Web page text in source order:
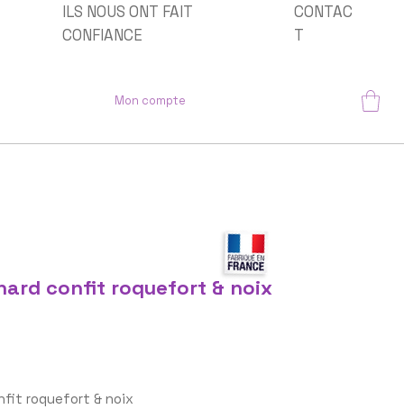
ILS NOUS ONT FAIT
CONFIANCE
CONTAC
T
Mon compte
confit roquefort & noix
roquefort & noix